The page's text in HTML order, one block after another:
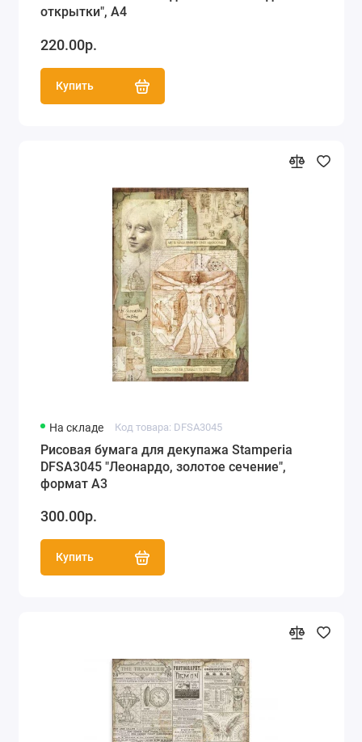
открытки", А4
220.00р.
Купить
На складе Код товара: DFSA3045
Рисовая бумага для декупажа Stamperia
DFSA3045 "Леонардо, золотое сечение",
формат А3
300.00р.
Купить